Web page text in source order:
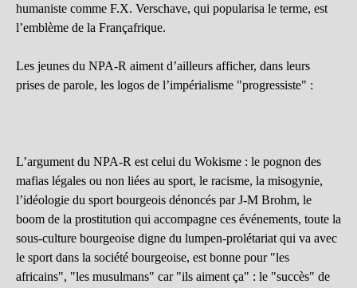
humaniste comme F.X. Verschave, qui popularisa le terme, est
l’emblème de la Françafrique.
Les jeunes du NPA-R aiment d’ailleurs afficher, dans leurs
prises de parole, les logos de l’impérialisme "progressiste" :
L’argument du NPA-R est celui du Wokisme : le pognon des
mafias légales ou non liées au sport, le racisme, la misogynie,
l’idéologie du sport bourgeois dénoncés par J-M Brohm, le
boom de la prostitution qui accompagne ces événements, toute la
sous-culture bourgeoise digne du lumpen-prolétariat qui va avec
le sport dans la société bourgeoise, est bonne pour "les
africains", "les musulmans" car "ils aiment ça" : le "succès" de